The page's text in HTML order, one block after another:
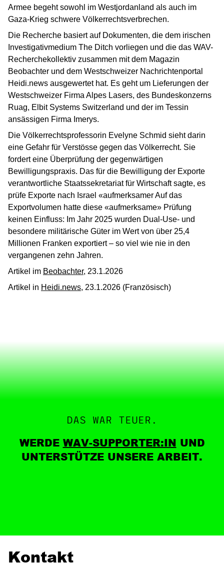
Armee begeht sowohl im Westjordanland als auch im
Gaza-Krieg schwere Völkerrechtsverbrechen.
Die Recherche basiert auf Dokumenten, die dem irischen
Investigativmedium The Ditch vorliegen und die das WAV-
Recherchekollektiv zusammen mit dem Magazin
Beobachter und dem Westschweizer Nachrichtenportal
Heidi.news ausgewertet hat. Es geht um Lieferungen der
Westschweizer Firma Alpes Lasers, des Bundeskonzerns
Ruag, Elbit Systems Switzerland und der im Tessin
ansässigen Firma Imerys.
Die Völkerrechtsprofessorin Evelyne Schmid sieht darin
eine Gefahr für Verstösse gegen das Völkerrecht. Sie
fordert eine Überprüfung der gegenwärtigen
Bewilligungspraxis. Das für die Bewilligung der Exporte
verantwortliche Staatssekretariat für Wirtschaft sagte, es
prüfe Exporte nach Israel «aufmerksamer Auf das
Exportvolumen hatte diese «aufmerksame» Prüfung
keinen Einfluss: Im Jahr 2025 wurden Dual-Use- und
besondere militärische Güter im Wert von über 25,4
Millionen Franken exportiert – so viel wie nie in den
vergangenen zehn Jahren.
Artikel im Beobachter, 23.1.2026
Artikel in Heidi.news, 23.1.2026 (Französisch)
DAS WAR TEUER.
WERDE WAV-SUPPORTER:IN UND
UNTERSTÜTZE UNSERE ARBEIT.
Kontakt